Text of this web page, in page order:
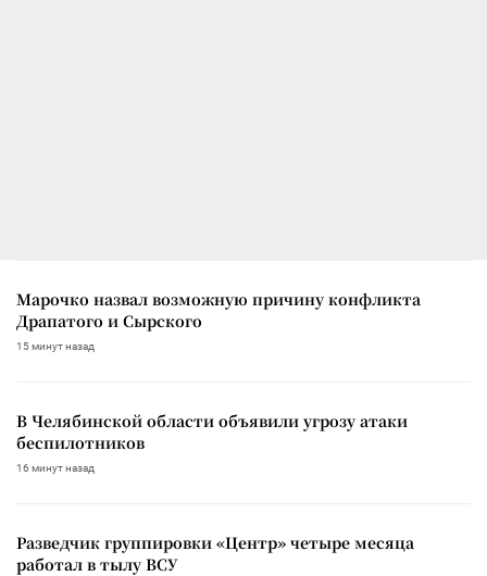
Марочко назвал возможную причину конфликта
Драпатого и Сырского
15 минут назад
В Челябинской области объявили угрозу атаки
беспилотников
16 минут назад
Разведчик группировки «Центр» четыре месяца
работал в тылу ВСУ